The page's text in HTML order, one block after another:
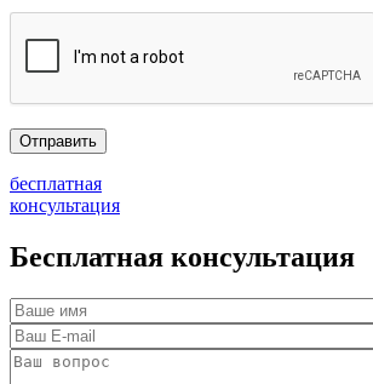
бесплатная
консультация
Бесплатная консультация